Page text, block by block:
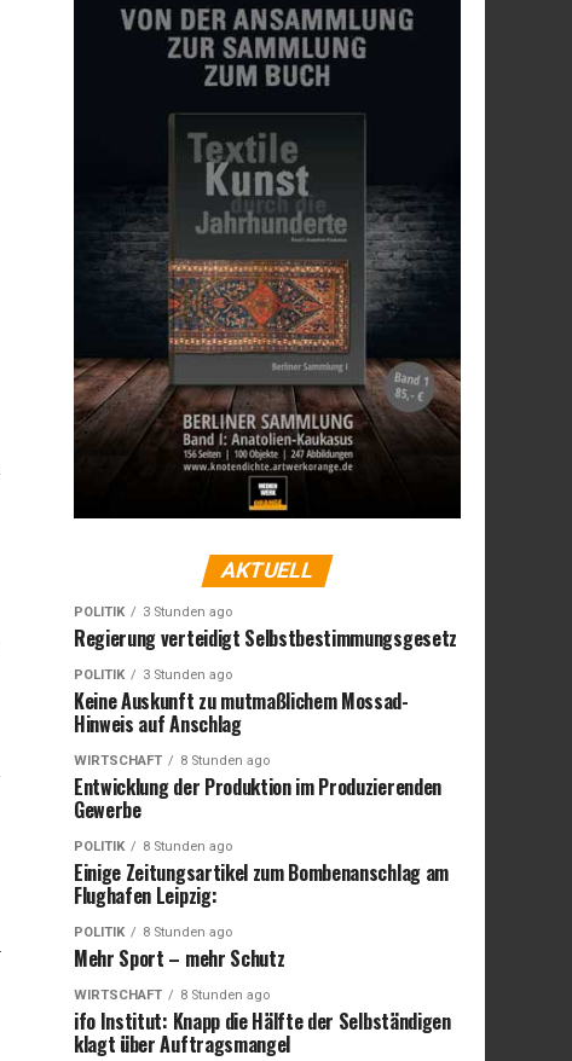
AKTUELL
POLITIK 3 Stunden ago
Regierung verteidigt Selbstbestimmungsgesetz
POLITIK 3 Stunden ago
Keine Auskunft zu mutmaßlichem Mossad-
Hinweis auf Anschlag
WIRTSCHAFT 8 Stunden ago
Entwicklung der Produktion im Produzierenden
Gewerbe
POLITIK 8 Stunden ago
Einige Zeitungsartikel zum Bombenanschlag am
Flughafen Leipzig:
POLITIK 8 Stunden ago
Mehr Sport – mehr Schutz
WIRTSCHAFT 8 Stunden ago
ifo Institut: Knapp die Hälfte der Selbständigen
klagt über Auftragsmangel